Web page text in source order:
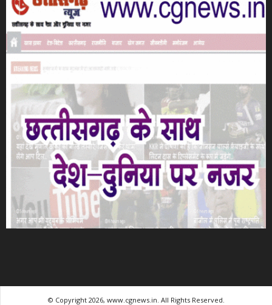
© Copyright 2026, www.cgnews.in. All Rights Reserved.